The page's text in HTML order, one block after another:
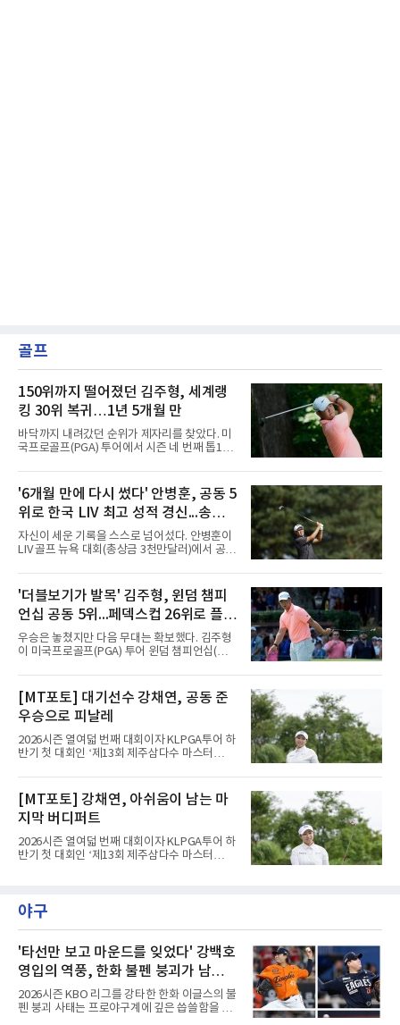
골프
150위까지 떨어졌던 김주형, 세계랭
킹 30위 복귀…1년 5개월 만
바닥까지 내려갔던 순위가 제자리를 찾았다. 미
국프로골프(PGA) 투어에서 시즌 네 번째 톱10
위에 복귀했다.김주형은 10일(한국시간) 발표된
남자 골프 세계랭킹에서 지난주보다 3계단 오른
30위에 이름을 올렸다. 이날 미국 노스캐롤라이
나주 그린즈버러의 세지필드 컨트리클럽(파70)
에서 끝난 윈덤 챔피언십에서 최종 합계 15언더
파 265타로 공동 5위에 오른 결과다. 지난해 3월
이후 처음으로 30위권에 들었다.반등의 폭이 컸
지 이후 150위까지 떨어진 바 있다. 그러나 6월
US오픈 3위로 부활의 신호
'6개월 만에 다시 썼다' 안병훈, 공동 5
위로 한국 LIV 최고 성적 경신...송영한
도 톱10
자신이 세운 기록을 스스로 넘어섰다. 안병훈이
LIV 골프 뉴욕 대회(총상금 3천만달러)에서 공동
병훈은 10일(한국시간) 미국 뉴저지주 베드민스
터의 트럼프 내셔널 골프 클럽 베드민스터(파
71)에서 열린 최종 4라운드에서 버디 5개와 보
기 3개를 묶어 2언더파 69타를 쳤다. 최종 합계
7언더파 277타로 5위, 우승자 호아킨 니만(칠레
·16언더파 268타)과는 9타 차였다.기록의 의미
가 크다. 올해 LIV 골프로 이적해 새로 만들어진
위를 뛰어넘는 최고 성적을 냈다. 당시 그는
2022년 출범한 LIV 골프에서
'더블보기가 발목' 김주형, 윈덤 챔피
언십 공동 5위...페덱스컵 26위로 플레
이오프행
우승은 놓쳤지만 다음 무대는 확보했다. 김주형
이 미국프로골프(PGA) 투어 윈덤 챔피언십(총
10일(한국시간) 미국 노스캐롤라이나주 그린즈
버러의 세지필드 컨트리클럽(파70)에서 열린 최
종 4라운드에서 버디 3개를 잡았으나 보기 1개
와 더블보기 1개가 나오며 이븐파 70타에 그쳤
다. 최종 합계 15언더파 265타로 해리 홀(잉글랜
드)과 공동 5위였다. 우승자 마이클 브레넌(미국
·22언더파 258타)과는 7타 차다.기회는 있었다.
에 1타 뒤진 3위로 시즌 2승을 노렸다. 그러나 마
지막 날 타수를 줄이지 못하며
[MT포토] 대기선수 강채연, 공동 준
우승으로 피날레
2026시즌 열여덟 번째 대회이자 KLPGA투어 하
반기 첫 대회인 ‘제13회 제주삼다수 마스터
제주도 서귀포시에 위치한 테디밸리 골프앤리조
트(파72/6,767야드)에서 열렸다.9일 최종라운
드 경기가 펼쳐졌다.강채연이 18번 홀에서 경기
하고 있다.
[MT포토] 강채연, 아쉬움이 남는 마
지막 버디퍼트
2026시즌 열여덟 번째 대회이자 KLPGA투어 하
반기 첫 대회인 ‘제13회 제주삼다수 마스터
드 경기가 펼쳐졌다.강채연이 18번 홀에서 경기
하고 있다.
야구
'타선만 보고 마운드를 잊었다' 강백호
영입의 역풍, 한화 불펜 붕괴가 남긴
뼈아픈 교훈...김범수, 한승혁, 김서
현, 정우주, 어디에?
2026시즌 KBO 리그를 강타한 한화 이글스의 불
펜 붕괴 사태는 프로야구계에 깊은 씁쓸함을 남